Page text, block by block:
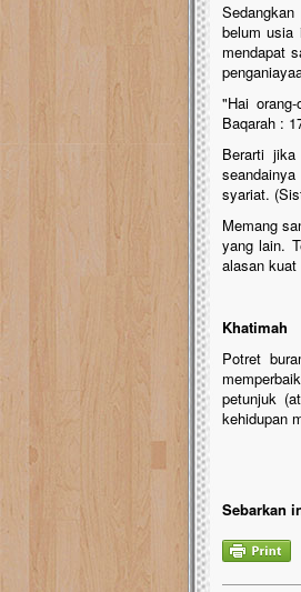
belum usia
mendapat
"Hai
Baqarah :
Berarti
syariat.
Memang
yang lain.
alasan
Khatimah
Potret
petunjuk
kehidupan
Sebarkan